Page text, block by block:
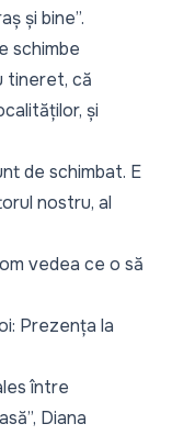
și bine”.
schimbe
tineret, că
și
de schimbat. E
nostru, al
vedea ce o să
Prezența la
între
Diana